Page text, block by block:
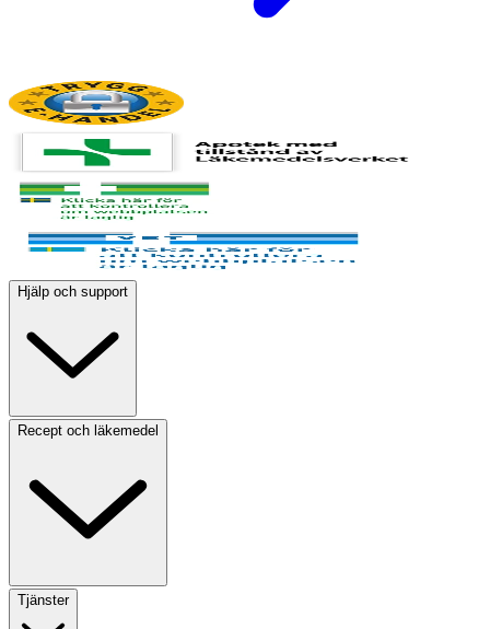
Hjälp och support
Recept och läkemedel
Tjänster